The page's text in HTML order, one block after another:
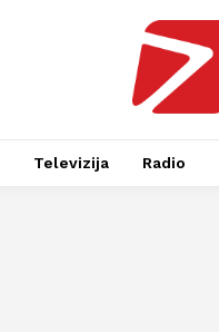
Televizija Radio